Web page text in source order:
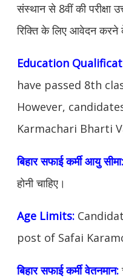
संस्थान से 8वीं की परीक्षा
रिक्ति के लिए आवेदन करने
Education
have passed 8th
However,
Karmachari Bharti
बिहार सफाई कर्मी आयु सीमा:
होनी चाहिए।
Age Limits:
post of Safai
बिहार सफाई कर्मी वेतनमान: